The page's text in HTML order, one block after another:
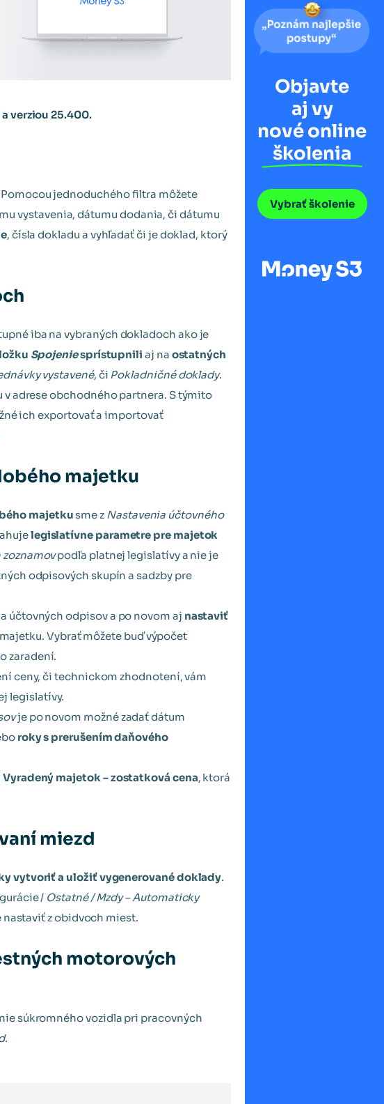
verziou 25.400.
Pomocou jednoduchého filtra môžete
vystavenia, dátumu dodania, či dátumu
, čísla dokladu a vyhľadať či je doklad, ktorý
iba na vybraných dokladoch ako je
Spojeniesprístupnili aj na ostatných
vystavené, či Pokladničné doklady.
v adrese obchodného partnera. S týmito
ich exportovať a importovať
majetku
majetkusme z Nastavenia účtovného
legislatívne parametre pre majetok
podľa platnej legislatívy a nie je
odpisových skupín a sadzby pre
účtovných odpisov a po novom aj nastaviť
Vybrať môžete buď výpočet
zaradení.
ceny, či technickom zhodnotení, vám
legislatívy.
je po novom možné zadať dátum
roky s prerušením daňového
majetok – zostatková cena, ktorá
miezd
vytvoriť a uložiť vygenerované doklady.
/ Ostatné / Mzdy – Automaticky
z obidvoch miest.
motorových
súkromného vozidla pri pracovných
Objavte
aj vy
nové online
školenia
Vybrať školenie